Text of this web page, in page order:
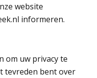
website
informeren.
om uw privacy te
tevreden bent over